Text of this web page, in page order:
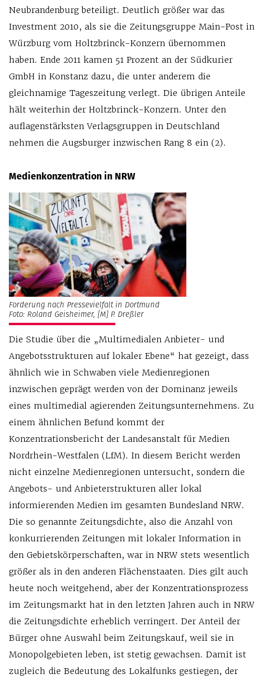
Neubrandenburg beteiligt. Deutlich größer war das
Investment 2010, als sie die Zeitungsgruppe Main-Post in
Würzburg vom Holtzbrinck-Konzern übernommen
haben. Ende 2011 kamen 51 Prozent an der Südkurier
GmbH in Konstanz dazu, die unter anderem die
gleichnamige Tageszeitung verlegt. Die übrigen Anteile
hält weiterhin der Holtzbrinck-Konzern. Unter den
auflagenstärksten Verlagsgruppen in Deutschland
nehmen die Augsburger inzwischen Rang 8 ein (2).
Medienkonzentration in NRW
Forderung nach Pressevielfalt in Dortmund
Foto: Roland Geisheimer, [M] P. Dreßler
Die Studie über die „Multimedialen Anbieter- und
Angebotsstrukturen auf lokaler Ebene“ hat gezeigt, dass
ähnlich wie in Schwaben viele Medienregionen
inzwischen geprägt werden von der Dominanz jeweils
eines multimedial agierenden Zeitungsunternehmens. Zu
einem ähnlichen Befund kommt der
Konzentrationsbericht der Landesanstalt für Medien
Nordrhein-Westfalen (LfM). In diesem Bericht werden
nicht einzelne Medienregionen untersucht, sondern die
Angebots- und Anbieterstrukturen aller lokal
informierenden Medien im gesamten Bundesland NRW.
Die so genannte Zeitungsdichte, also die Anzahl von
konkurrierenden Zeitungen mit lokaler Information in
den Gebietskörperschaften, war in NRW stets wesentlich
größer als in den anderen Flächenstaaten. Dies gilt auch
heute noch weitgehend, aber der Konzentrationsprozess
im Zeitungsmarkt hat in den letzten Jahren auch in NRW
die Zeitungsdichte erheblich verringert. Der Anteil der
Bürger ohne Auswahl beim Zeitungskauf, weil sie in
Monopolgebieten leben, ist stetig gewachsen. Damit ist
zugleich die Bedeutung des Lokalfunks gestiegen, der